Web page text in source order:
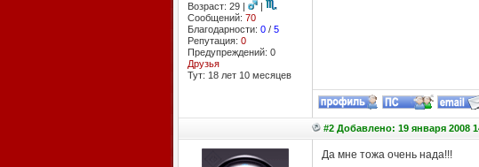
Возраст: 29 |
|
Сообщений: 70
Благодарности: 0/ 5
Репутация: 0
Предупреждений: 0
Друзья
Тут: 18 лет 10 месяцев
#2 Добавлено: 19 января 2008
Да мне тожа очень нада!!!